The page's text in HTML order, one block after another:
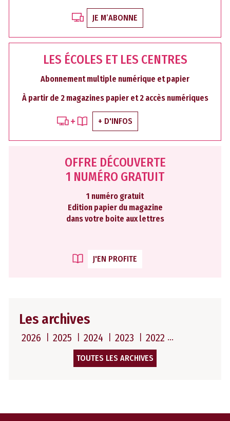
JE M’ABONNE
LES ÉCOLES ET LES CENTRES
Abonnement multiple numérique et papier
À partir de 2 magazines papier et 2 accès numériques
+ D'INFOS
OFFRE DÉCOUVERTE
1 NUMÉRO GRATUIT
1 numéro gratuit
Edition papier du magazine
dans votre boite aux lettres
J'EN PROFITE
Les archives
2026 2025 2024 2023 2022
TOUTES LES ARCHIVES